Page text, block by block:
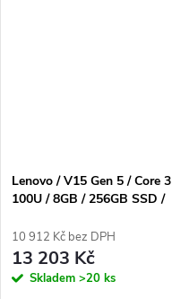
Lenovo / V15 Gen 5 / Core 3
100U / 8GB / 256GB SSD /
11 Pro / černá
10 912 Kč bez DPH
13 203 Kč
Skladem >20 ks